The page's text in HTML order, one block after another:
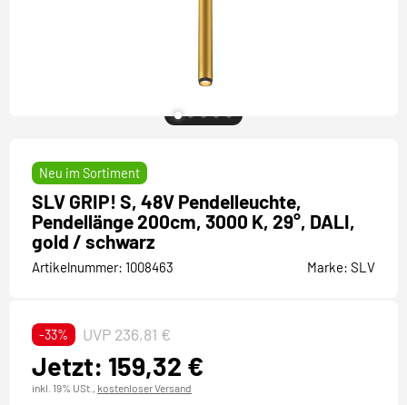
Neu im Sortiment
SLV GRIP! S, 48V Pendelleuchte,
Pendellänge 200cm, 3000 K, 29°, DALI,
gold / schwarz
Artikelnummer: 1008463 Marke: SLV
-33% UVP 236,81 €
Jetzt: 159,32 €
inkl. 19% USt., kostenloser Versand